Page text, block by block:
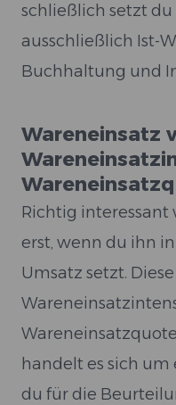
schließlich setzt du
ausschließlich Ist-
Buchhaltung und
Wareneinsatz
Richtig interessant
erst, wenn du ihn
Umsatz setzt.
handelt es sich um
du für die